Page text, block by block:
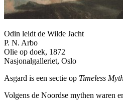
Odin leidt de Wilde Jacht
P. N. Arbo
Olie op doek, 1872
Nasjonalgalleriet, Oslo
Asgard is een sectie op Timeless
Volgens de Noordse mythen waren